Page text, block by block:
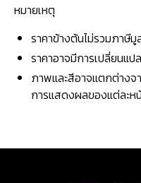
หมายเหตุ
ราคาข้างต้นไม่รวมภาษีมู
ราคาอาจมีการเปลี่ยนแ
ภาพและสีอาจแตกต่างจ
การแสดงผลของแต่ละห